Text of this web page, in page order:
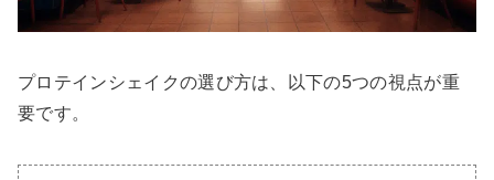
プロテインシェイクの選び方は、以下の5つの視点が重
要です。